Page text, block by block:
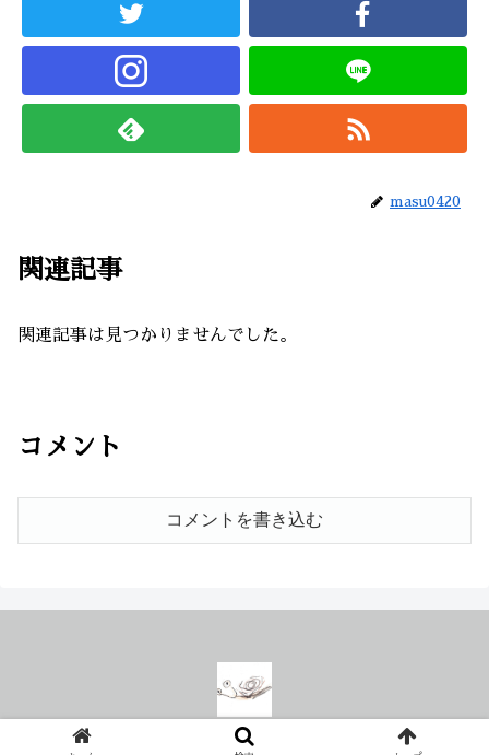
masu0420
関連記事
関連記事は見つかりませんでした。
コメント
コメントを書き込む
© 2019 シュネッケGmbH.